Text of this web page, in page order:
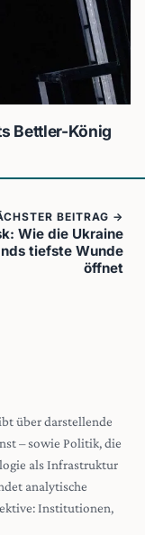
Bettler-König
BEITRAG →
Wie die Ukraine
tiefste Wunde
öffnet
über darstellende
– sowie Politik, die
als Infrastruktur
analytische
Institutionen,